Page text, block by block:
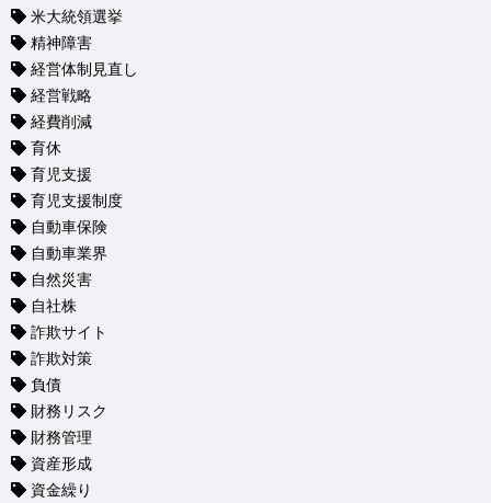
米大統領選挙
精神障害
経営体制見直し
経営戦略
経費削減
育休
育児支援
育児支援制度
自動車保険
自動車業界
自然災害
自社株
詐欺サイト
詐欺対策
負債
財務リスク
財務管理
資産形成
資金繰り